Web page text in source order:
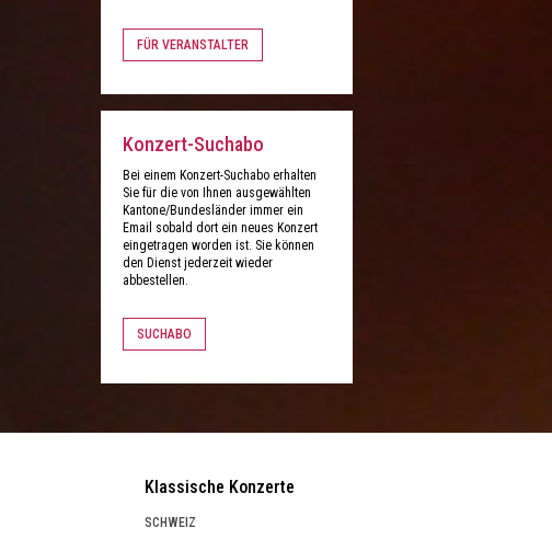
FÜR VERANSTALTER
Konzert-Suchabo
Bei einem Konzert-Suchabo erhalten
Sie für die von Ihnen ausgewählten
Kantone/Bundesländer immer ein
Email sobald dort ein neues Konzert
eingetragen worden ist. Sie können
den Dienst jederzeit wieder
abbestellen.
SUCHABO
Klassische Konzerte
SCHWEIZ